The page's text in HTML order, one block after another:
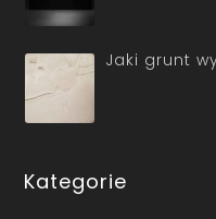
Jaki grunt
Kategorie